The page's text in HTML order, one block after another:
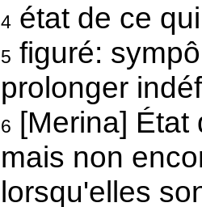
4état de ce
5 figuré:
prolonger
6 [Merina] État
mais non
lorsqu'elles